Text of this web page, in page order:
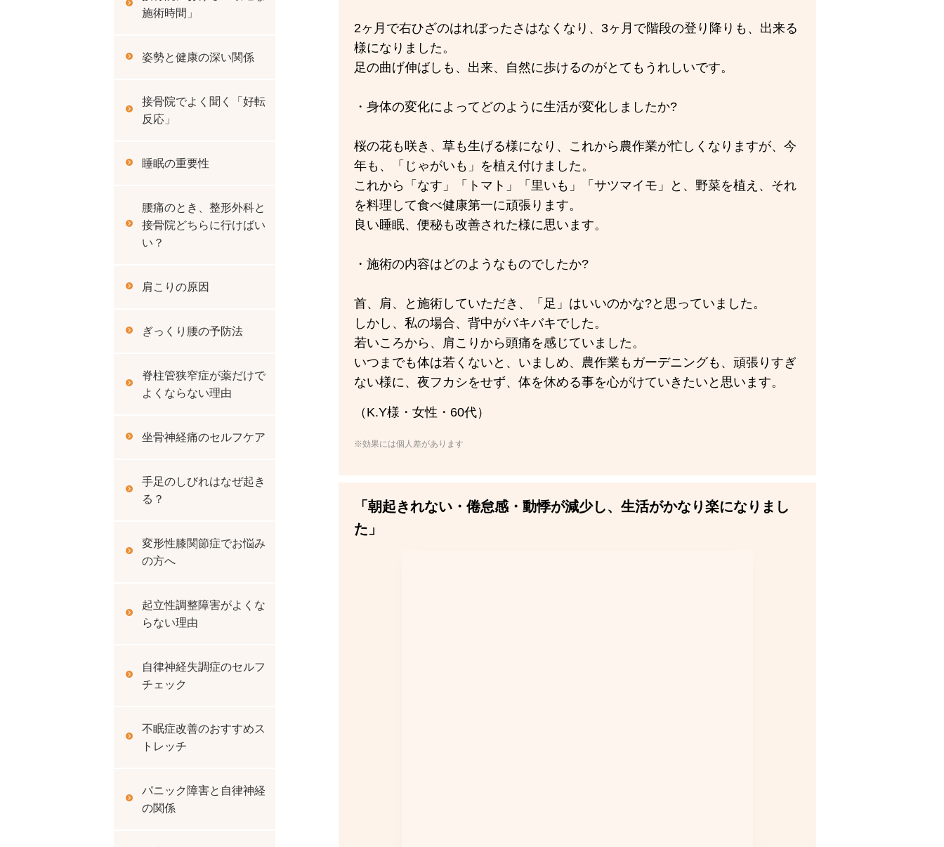
2ヶ月で右ひざのはれぼったさはなくなり、3ヶ月で階段の登り降りも、出来る
様になりました。
足の曲げ伸ばしも、出来、自然に歩けるのがとてもうれしいです。
・身体の変化によってどのように生活が変化しましたか?
桜の花も咲き、草も生げる様になり、これから農作業が忙しくなりますが、今
年も、「じゃがいも」を植え付けました。
これから「なす」「トマト」「里いも」「サツマイモ」と、野菜を植え、それ
を料理して食べ健康第一に頑張ります。
良い睡眠、便秘も改善された様に思います。
・施術の内容はどのようなものでしたか?
首、肩、と施術していただき、「足」はいいのかな?と思っていました。
しかし、私の場合、背中がバキバキでした。
若いころから、肩こりから頭痛を感じていました。
いつまでも体は若くないと、いましめ、農作業もガーデニングも、頑張りすぎ
ない様に、夜フカシをせず、体を休める事を心がけていきたいと思います。
（K.Y様・女性・60代）
※効果には個人差があります
「朝起きれない・倦怠感・動悸が減少し、生活がかなり楽になりまし
た」
施術時間」
姿勢と健康の深い関係
接骨院でよく聞く「好転
反応」
睡眠の重要性
腰痛のとき、整形外科と
接骨院どちらに行けばい
い？
肩こりの原因
ぎっくり腰の予防法
脊柱管狭窄症が薬だけで
よくならない理由
坐骨神経痛のセルフケア
手足のしびれはなぜ起き
る？
変形性膝関節症でお悩み
の方へ
起立性調整障害がよくな
らない理由
自律神経失調症のセルフ
チェック
不眠症改善のおすすめス
トレッチ
パニック障害と自律神経
の関係